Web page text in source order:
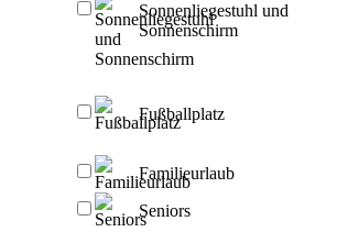
Sonnenliegestuhl und
Sonnenschirm
Fußballplatz
Familieurlaub
Seniors